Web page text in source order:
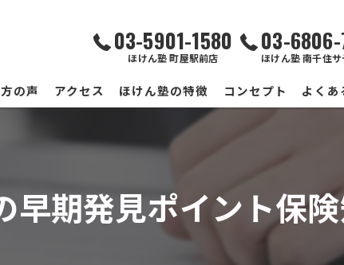
03-5901-1580
ほけん塾 町屋駅前店
03-6806-
ほけん塾 南千住
の声 アクセス
ほけん塾 町屋駅前店
ほけん塾の特徴 コンセプト よくあ
早期発見ポイント保